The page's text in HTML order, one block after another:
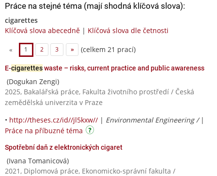
Práce na stejné téma (mají shodná klíčová slova):
cigarettes
Klíčová slova abecedně | Klíčová slova dle četnosti
« 1 2 3 » (celkem 21 prací)
E-cigaretteswaste – risks, current practice and public awareness
(Dogukan Zengi)
2025, Bakalářská práce, Fakulta životního prostředí / Česká
zemědělská univerzita v Praze
• http://theses.cz/id//jl5kxw// | Environmental Engineering / |
Práce na příbuzné téma
Spotřební daň z elektronických cigaret
(Ivana Tomanicová)
2021, Diplomová práce, Ekonomicko-správní fakulta /